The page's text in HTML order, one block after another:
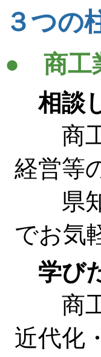
３つの
● 商工
相談
商工
経営等
県知
でお気
学び
商工
近代化